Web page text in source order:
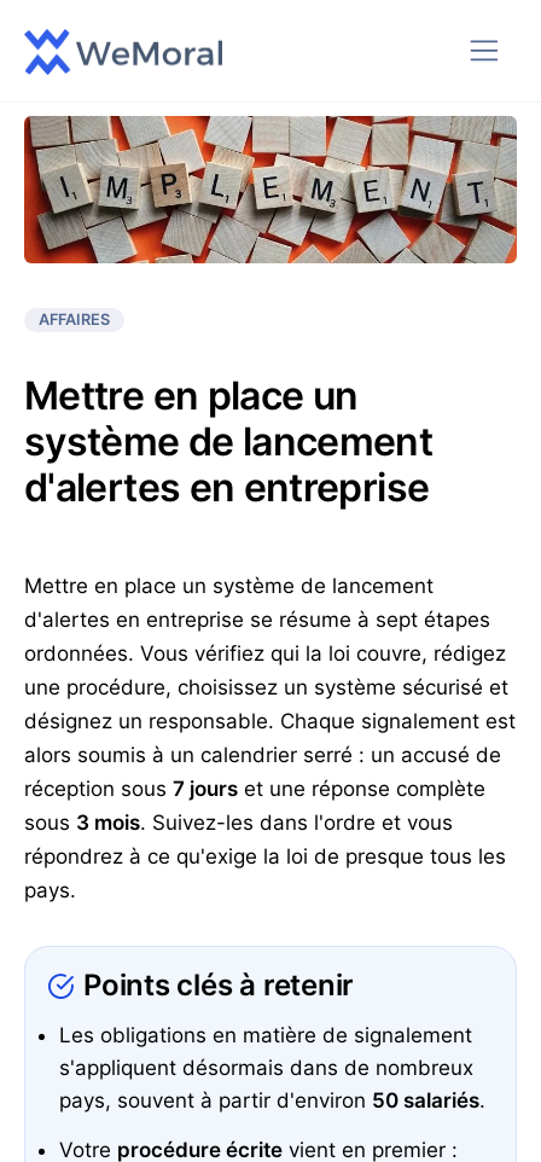
AFFAIRES
Mettre en place un
système de lancement
d'alertes en entreprise
Mettre en place un système de lancement
d'alertes en entreprise se résume à sept étapes
ordonnées. Vous vérifiez qui la loi couvre, rédigez
une procédure, choisissez un système sécurisé et
désignez un responsable. Chaque signalement est
alors soumis à un calendrier serré : un accusé de
réception sous 7 jours et une réponse complète
sous 3 mois. Suivez-les dans l'ordre et vous
répondrez à ce qu'exige la loi de presque tous les
pays.
Points clés à retenir
Les obligations en matière de signalement
s'appliquent désormais dans de nombreux
pays, souvent à partir d'environ 50 salariés.
Votre procédure écritevient en premier :